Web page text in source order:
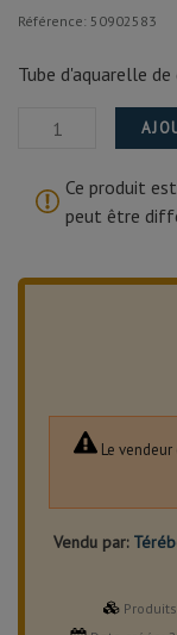
Référence: 50902583
Tube d'aquarelle
Ce produit
peut être
Le
Vendu par: